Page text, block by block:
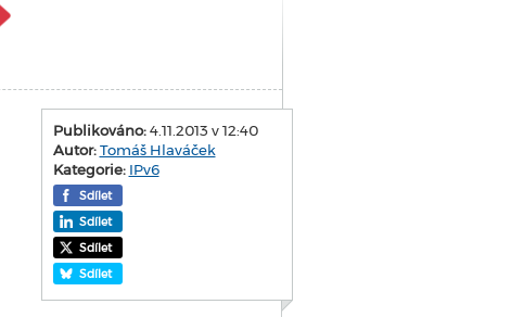
Publikováno:4.11.2013 v 12:40
Autor: Tomáš Hlaváček
Kategorie: IPv6
Sdílet
Sdílet
Sdílet
Sdílet